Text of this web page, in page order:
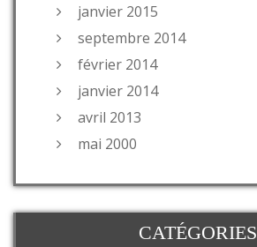
janvier 2015
septembre 2014
février 2014
janvier 2014
avril 2013
mai 2000
CATÉGORIES